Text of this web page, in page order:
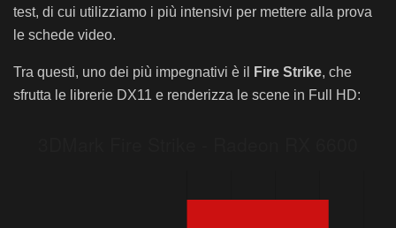
test, di cui utilizziamo i più intensivi per mettere alla prova
le schede video.
Tra questi, uno dei più impegnativi è il Fire Strike, che
sfrutta le librerie DX11 e renderizza le scene in Full HD: